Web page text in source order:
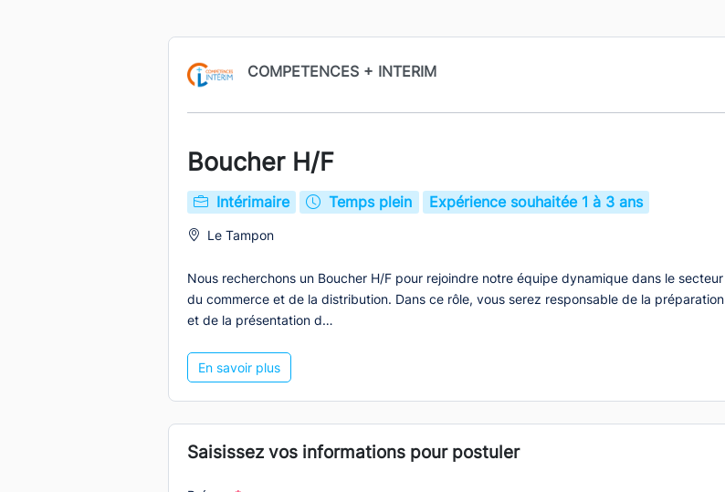
COMPETENCES + INTERIM
Boucher H/F
Intérimaire Temps plein Expérience souhaitée 1 à 3 ans
Le Tampon
Nous recherchons un Boucher H/F pour rejoindre notre équipe dynamique dans le secteur
du commerce et de la distribution. Dans ce rôle, vous serez responsable de la préparation
et de la présentation d…
En savoir plus
Saisissez vos informations pour postuler